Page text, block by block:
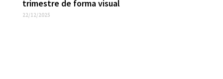
trimestre de forma visual
22/12/2025